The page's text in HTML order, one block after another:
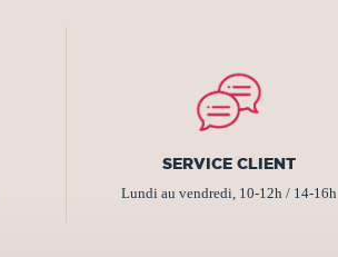
SERVICE CLIENT
Lundi au vendredi, 10-12h / 14-16h